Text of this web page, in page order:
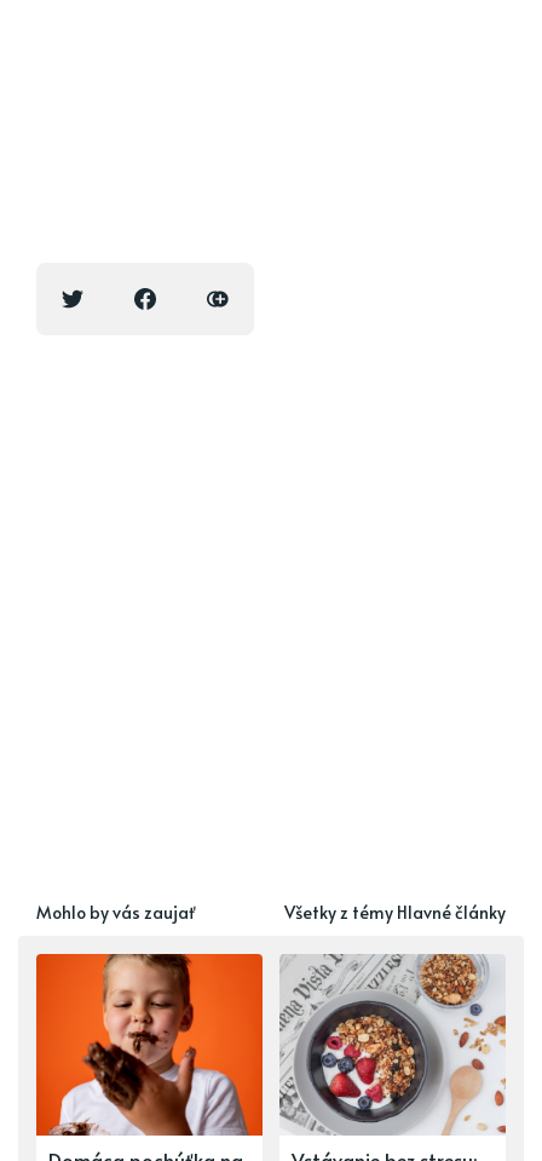
Mohlo by vás zaujať Všetky z témy Hlavné články